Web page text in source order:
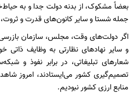
بعضاً مشکوک، از بدنه دولت جدا و به
جمله شستا و سایر کانون‌های قدرت و
اگر دولت‌های وقت، مجلس، سازمان
و سایر نهادهای نظارتی به وظایف
شعارهای تبلیغاتی، در برابر نفوذ و
تصمیم‌گیری کشور می‌ایستادند، امروز
منابع ارزی کشور نبودیم.